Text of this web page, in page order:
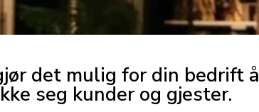
det mulig for din bedrift
seg kunder og gjester.